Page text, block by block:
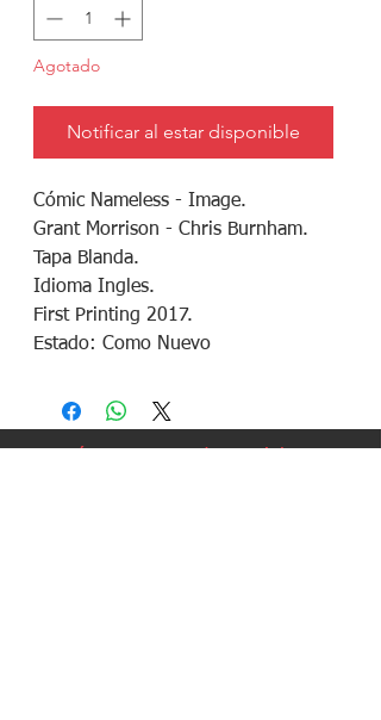
Agotado
Notificar al estar disponible
Cómic Nameless - Image.
Grant Morrison - Chris Burnham.
Tapa Blanda.
Idioma Ingles.
First Printing 2017.
Estado: Como Nuevo